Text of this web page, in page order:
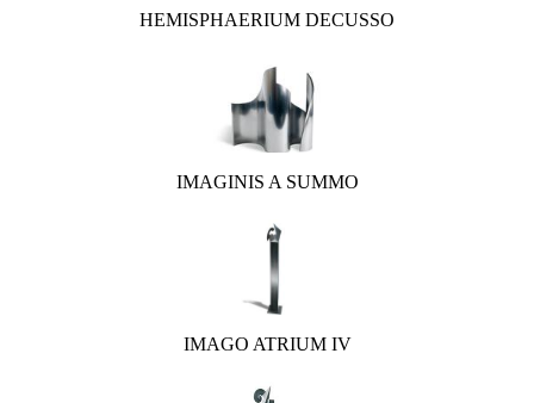
HEMISPHAERIUM DECUSSO
IMAGINIS A SUMMO
IMAGO ATRIUM IV